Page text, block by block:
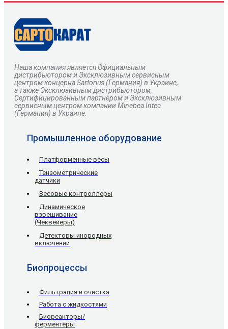
Наша компания является Официальным
дистрибьютором и Эксклюзивным сервисным
центромконцернаSartorius(Германия) в Украине,
а также Эксклюзивным дистрибьютором,
Сертифицированным партнёром и Эксклюзивным
сервисным центром компании Minebea Intec
(Германия) в Украине.
Промышленное оборудование
Платформенные весы
Тензометрические
датчики
Весовые контроллеры
Динамическое
взвешивание
(Чеквейеры)
Детекторы инородных
включений
Биопроцессы
Фильтрация и очистка
Работа с жидкостями
Биореакторы/
ферментёры